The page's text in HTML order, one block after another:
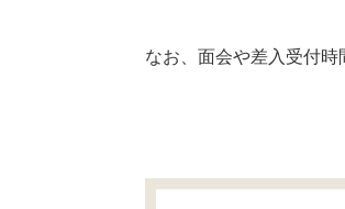
なお、面会や差入受付時